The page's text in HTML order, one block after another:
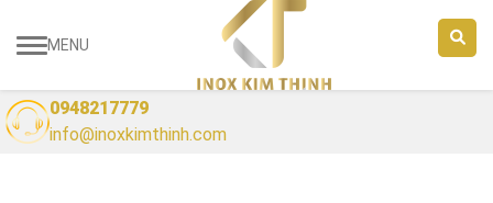
MENU
0948217779
info@inoxkimthinh.com